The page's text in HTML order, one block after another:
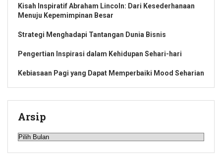
Kisah Inspiratif Abraham Lincoln: Dari Kesederhanaan
Menuju Kepemimpinan Besar
Strategi Menghadapi Tantangan Dunia Bisnis
Pengertian Inspirasi dalam Kehidupan Sehari-hari
Kebiasaan Pagi yang Dapat Memperbaiki Mood Seharian
Arsip
Arsip